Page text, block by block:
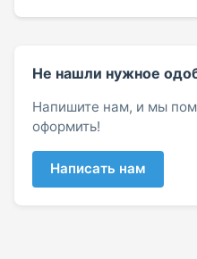
Не нашли нужное
Напишите нам, и мы
оформить!
Написать нам